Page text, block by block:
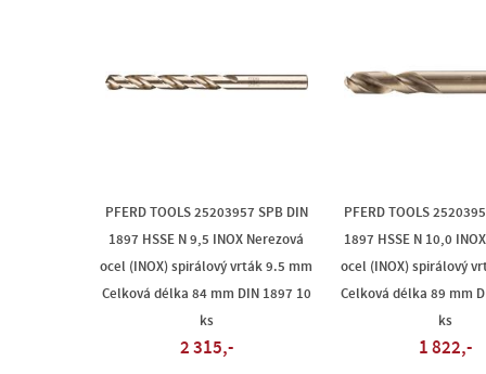
PFERD TOOLS 25203957 SPB DIN
1897 HSSE N 9,5 INOX Nerezová
ocel (INOX) spirálový vrták 9.5 mm
Celková délka 84 mm DIN 1897 10
ks
2 315,-
PFERD TOOLS
1897 HSSE N 10,0
ocel (INOX) spirálový
Celková délka 89 mm
ks
1 822,-